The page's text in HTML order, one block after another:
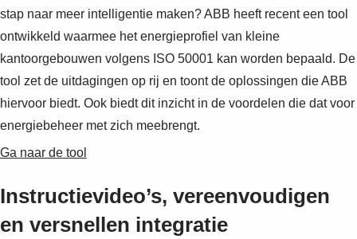
stap naar meer intelligentie maken? ABB heeft recent een tool
ontwikkeld waarmee het energieprofiel van kleine
kantoorgebouwen volgens ISO 50001 kan worden bepaald. De
tool zet de uitdagingen op rij en toont de oplossingen die ABB
hiervoor biedt. Ook biedt dit inzicht in de voordelen die dat voor
energiebeheer met zich meebrengt.
Ga naar de tool
Instructievideo’s, vereenvoudigen
en versnellen integratie